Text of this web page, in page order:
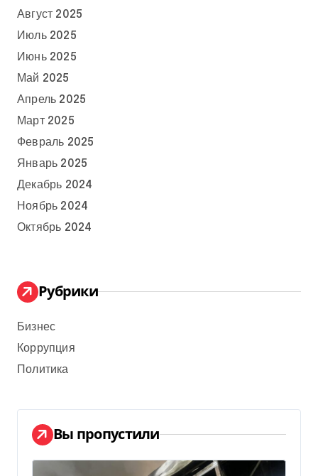
Август 2025
Июль 2025
Июнь 2025
Май 2025
Апрель 2025
Март 2025
Февраль 2025
Январь 2025
Декабрь 2024
Ноябрь 2024
Октябрь 2024
Рубрики
Бизнес
Коррупция
Политика
Вы пропустили